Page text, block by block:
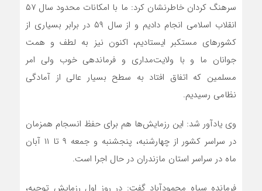
سرهنگ کردان خاطرنشان کرد: ما با امکانات محدود سال ۵۷
انقلاب اسلامی انجام دادیم و از سال ۵۹ در برابر بسیاری از
کشورهای مستکبر ایستادیم، اکنون نیز به لطف و همت
جوانان ما و با ولایت‌مداری و فرماندهی خوب ولی امر
مسلمین که اتفاق افتاد به سطح بسیار عالی از آمادگی
نظامی رسیدیم.
وی یادآور شد: این رزمایش‌ها هم برای حفظ انسجام همزمان
در سراسر کشور از چهارشنبه، پنجشنبه و جمعه ۹ تا ۱۱ آبان
ماه در سراسر استان مازندران در حال اجرا است.
فرمانده سپاه محمودآباد گفت: در روز اول رزمایش توجیه،